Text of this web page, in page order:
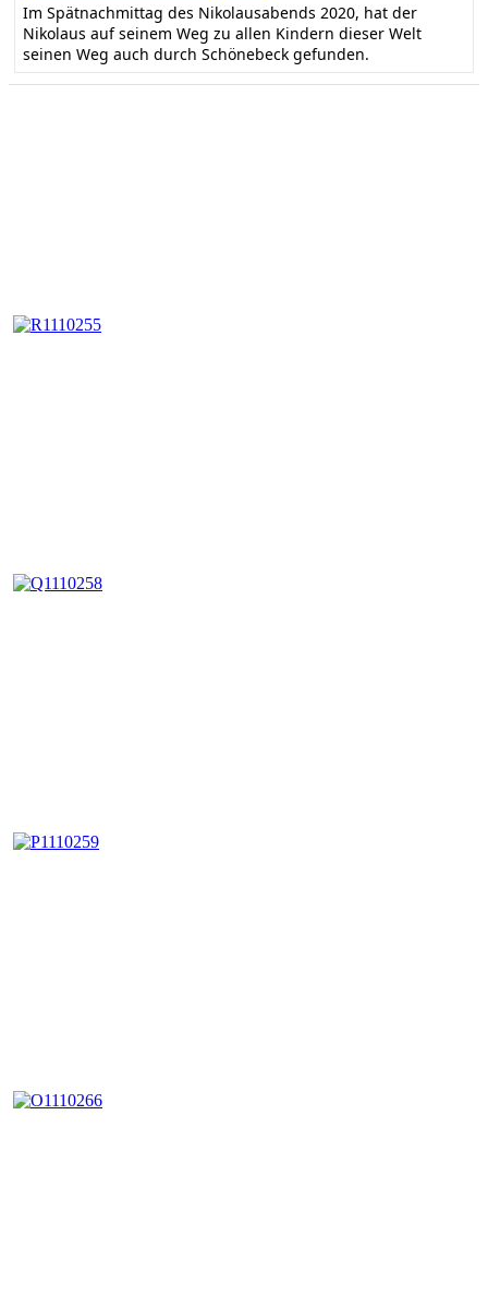
Im Spätnachmittag des Nikolausabends 2020, hat der
Nikolaus auf seinem Weg zu allen Kindern dieser Welt
seinen Weg auch durch Schönebeck gefunden.